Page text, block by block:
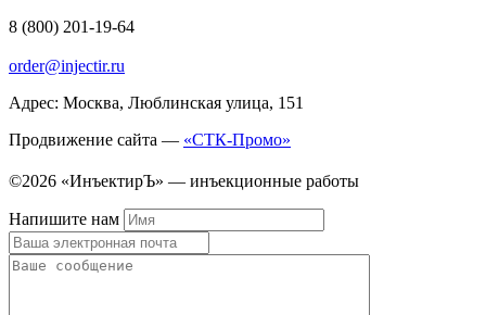
8 (800) 201-19-64
order@injectir.ru
Адрес: Москва, Люблинская улица, 151
Продвижение сайта — «СТК-Промо»
©2026 «ИнъектирЪ» — инъекционные работы
Напишите нам